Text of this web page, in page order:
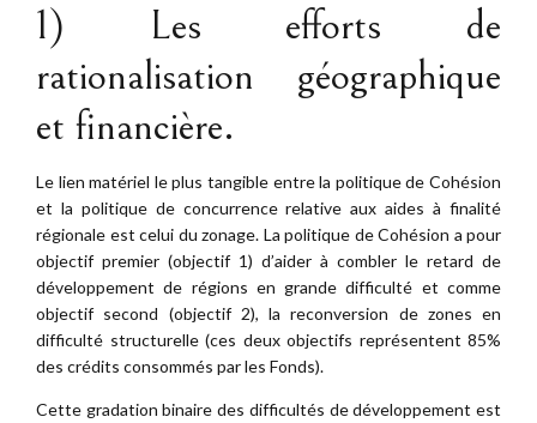
1) Les efforts de
rationalisation géographique
et financière.
Le lien matériel le plus tangible entre la politique de Cohésion
et la politique de concurrence relative aux aides à finalité
régionale est celui du zonage. La politique de Cohésion a pour
objectif premier (objectif 1) d’aider à combler le retard de
développement de régions en grande difficulté et comme
objectif second (objectif 2), la reconversion de zones en
difficulté structurelle (ces deux objectifs représentent 85%
des crédits consommés par les Fonds).
Cette gradation binaire des difficultés de développement est